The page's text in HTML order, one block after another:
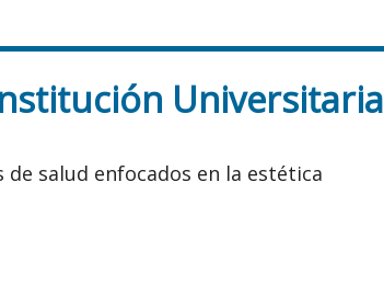
Universitaria
salud enfocados en la estética